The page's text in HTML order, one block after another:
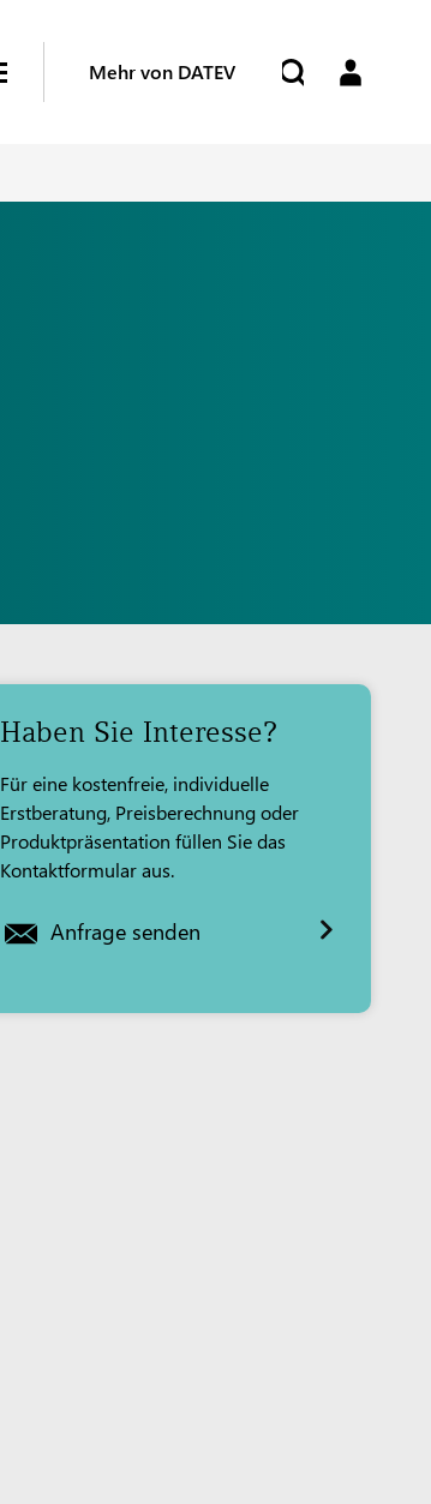
Mehr von DATEV
Haben Sie Interesse?
Für eine kostenfreie, individuelle
Erstberatung, Preisberechnung oder
Produktpräsentation füllen Sie das
Kontaktformular aus.
Anfrage senden